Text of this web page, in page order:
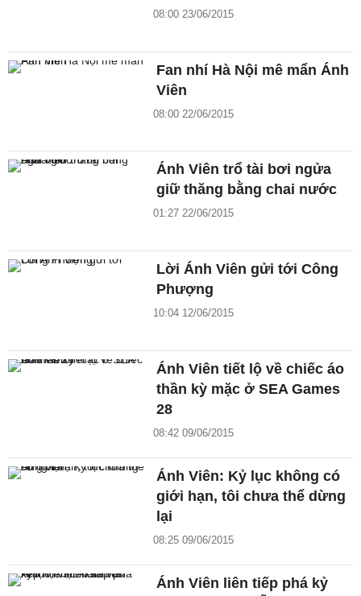
08:00 23/06/2015
Fan nhí Hà Nội mê mẩn Ánh
Viên
08:00 22/06/2015
Ánh Viên trổ tài bơi ngửa
giữ thăng bằng chai nước
01:27 22/06/2015
Lời Ánh Viên gửi tới Công
Phượng
10:04 12/06/2015
Ánh Viên tiết lộ về chiếc áo
thần kỳ mặc ở SEA Games
28
08:42 09/06/2015
Ánh Viên: Kỷ lục không có
giới hạn, tôi chưa thể dừng
lại
08:25 09/06/2015
Ánh Viên liên tiếp phá kỷ